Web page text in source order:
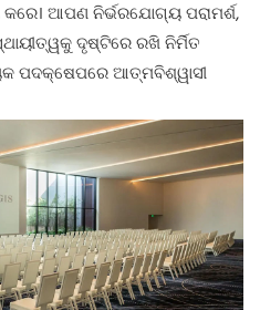
କରେ। ଆପଣ ନିର୍ଭରଯୋଗ୍ୟ ପରାମର୍ଶ,
ଦୃଷ୍ଟିରେ ରଖି ନିର୍ମିତ
ପଦକ୍ଷେପରେ ଆତ୍ମବିଶ୍ୱାସୀ